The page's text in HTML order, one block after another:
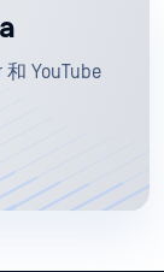
YouTube